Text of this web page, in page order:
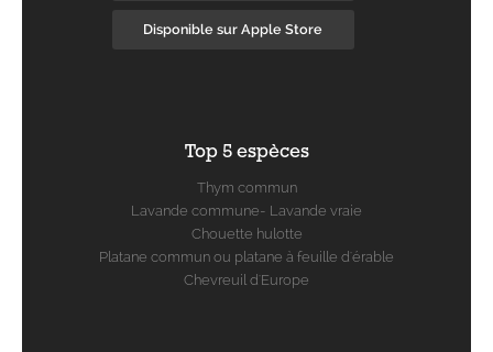
Disponible sur Apple Store
Top 5 espèces
Thym commun
Lavande commune- Lavande vraie
Chouette hulotte
Platane commun ou platane à feuille d'érable
Chevreuil d'Europe